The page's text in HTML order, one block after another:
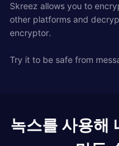
Skreez allows you to
other platforms and
encryptor.
Try it to be safe from
녹스를 사용해